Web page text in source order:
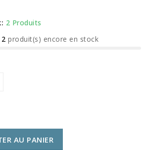
2 Produits
2 produit(s) encore en stock
AU PANIER